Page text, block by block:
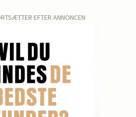
EFTER ANNONCEN